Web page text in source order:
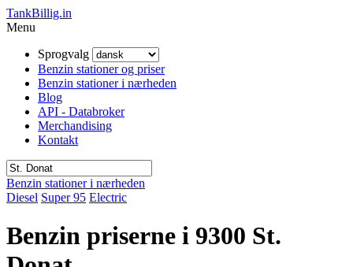
TankBillig.in
Menu
Sprogvalg
Benzin stationer og priser
Benzin stationer i nærheden
Blog
API - Databroker
Merchandising
Kontakt
Benzin stationer i nærheden
Diesel Super 95 Electric
Benzin priserne i 9300 St.